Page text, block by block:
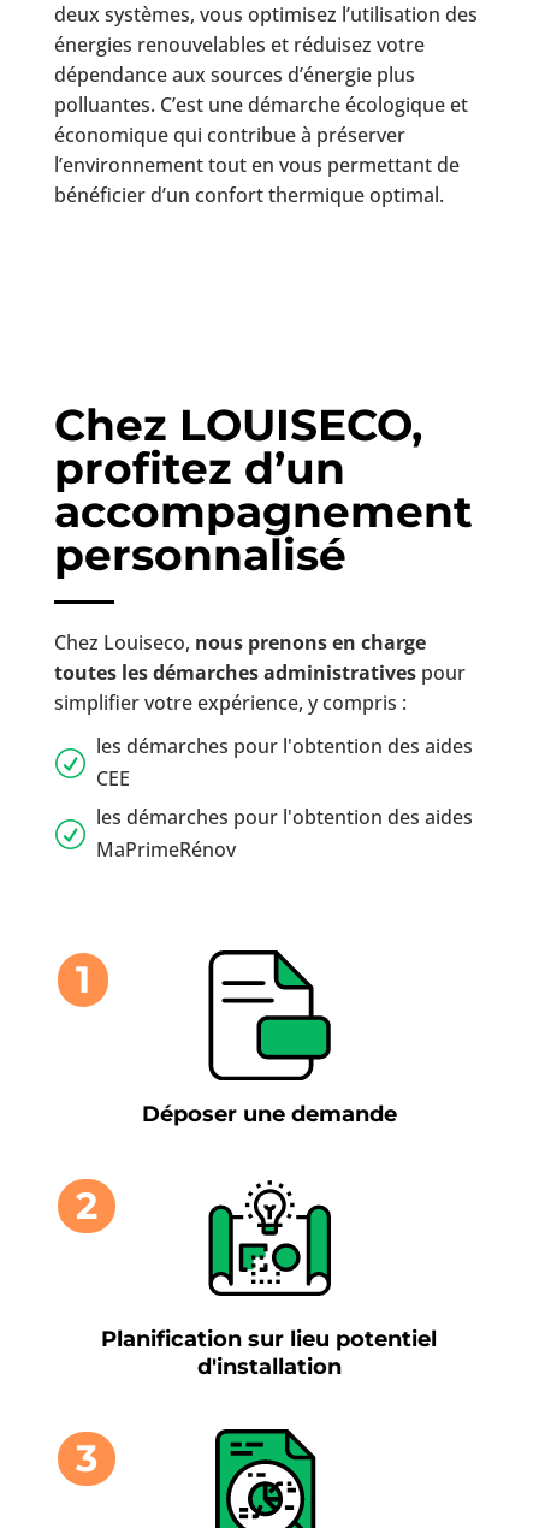
deux systèmes, vous optimisez l’utilisation des
énergies renouvelables et réduisez votre
dépendance aux sources d’énergie plus
polluantes. C’est une démarche écologique et
économique qui contribue à préserver
l’environnement tout en vous permettant de
bénéficier d’un confort thermique optimal.
Chez LOUISECO,
profitez d’un
accompagnement
personnalisé
Chez Louiseco, nous prenons en charge
toutes les démarches administrativespour
simplifier votre expérience, y compris :
R
les démarches pour l'obtention des aides
CEE
R
les démarches pour l'obtention des aides
MaPrimeRénov
1
Déposer une demande
2
Planification sur lieu potentiel
d'installation
3